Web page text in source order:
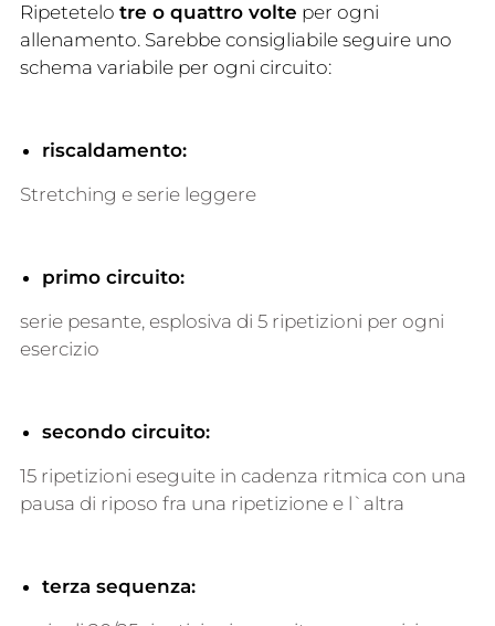
Ripetetelo tre o quattro volte per ogni
allenamento. Sarebbe consigliabile seguire uno
schema variabile per ogni circuito:
riscaldamento:
Stretching e serie leggere
primo circuito:
serie pesante, esplosiva di 5 ripetizioni per ogni
esercizio
secondo circuito:
15 ripetizioni eseguite in cadenza ritmica con una
pausa di riposo fra una ripetizione e l`altra
terza sequenza: